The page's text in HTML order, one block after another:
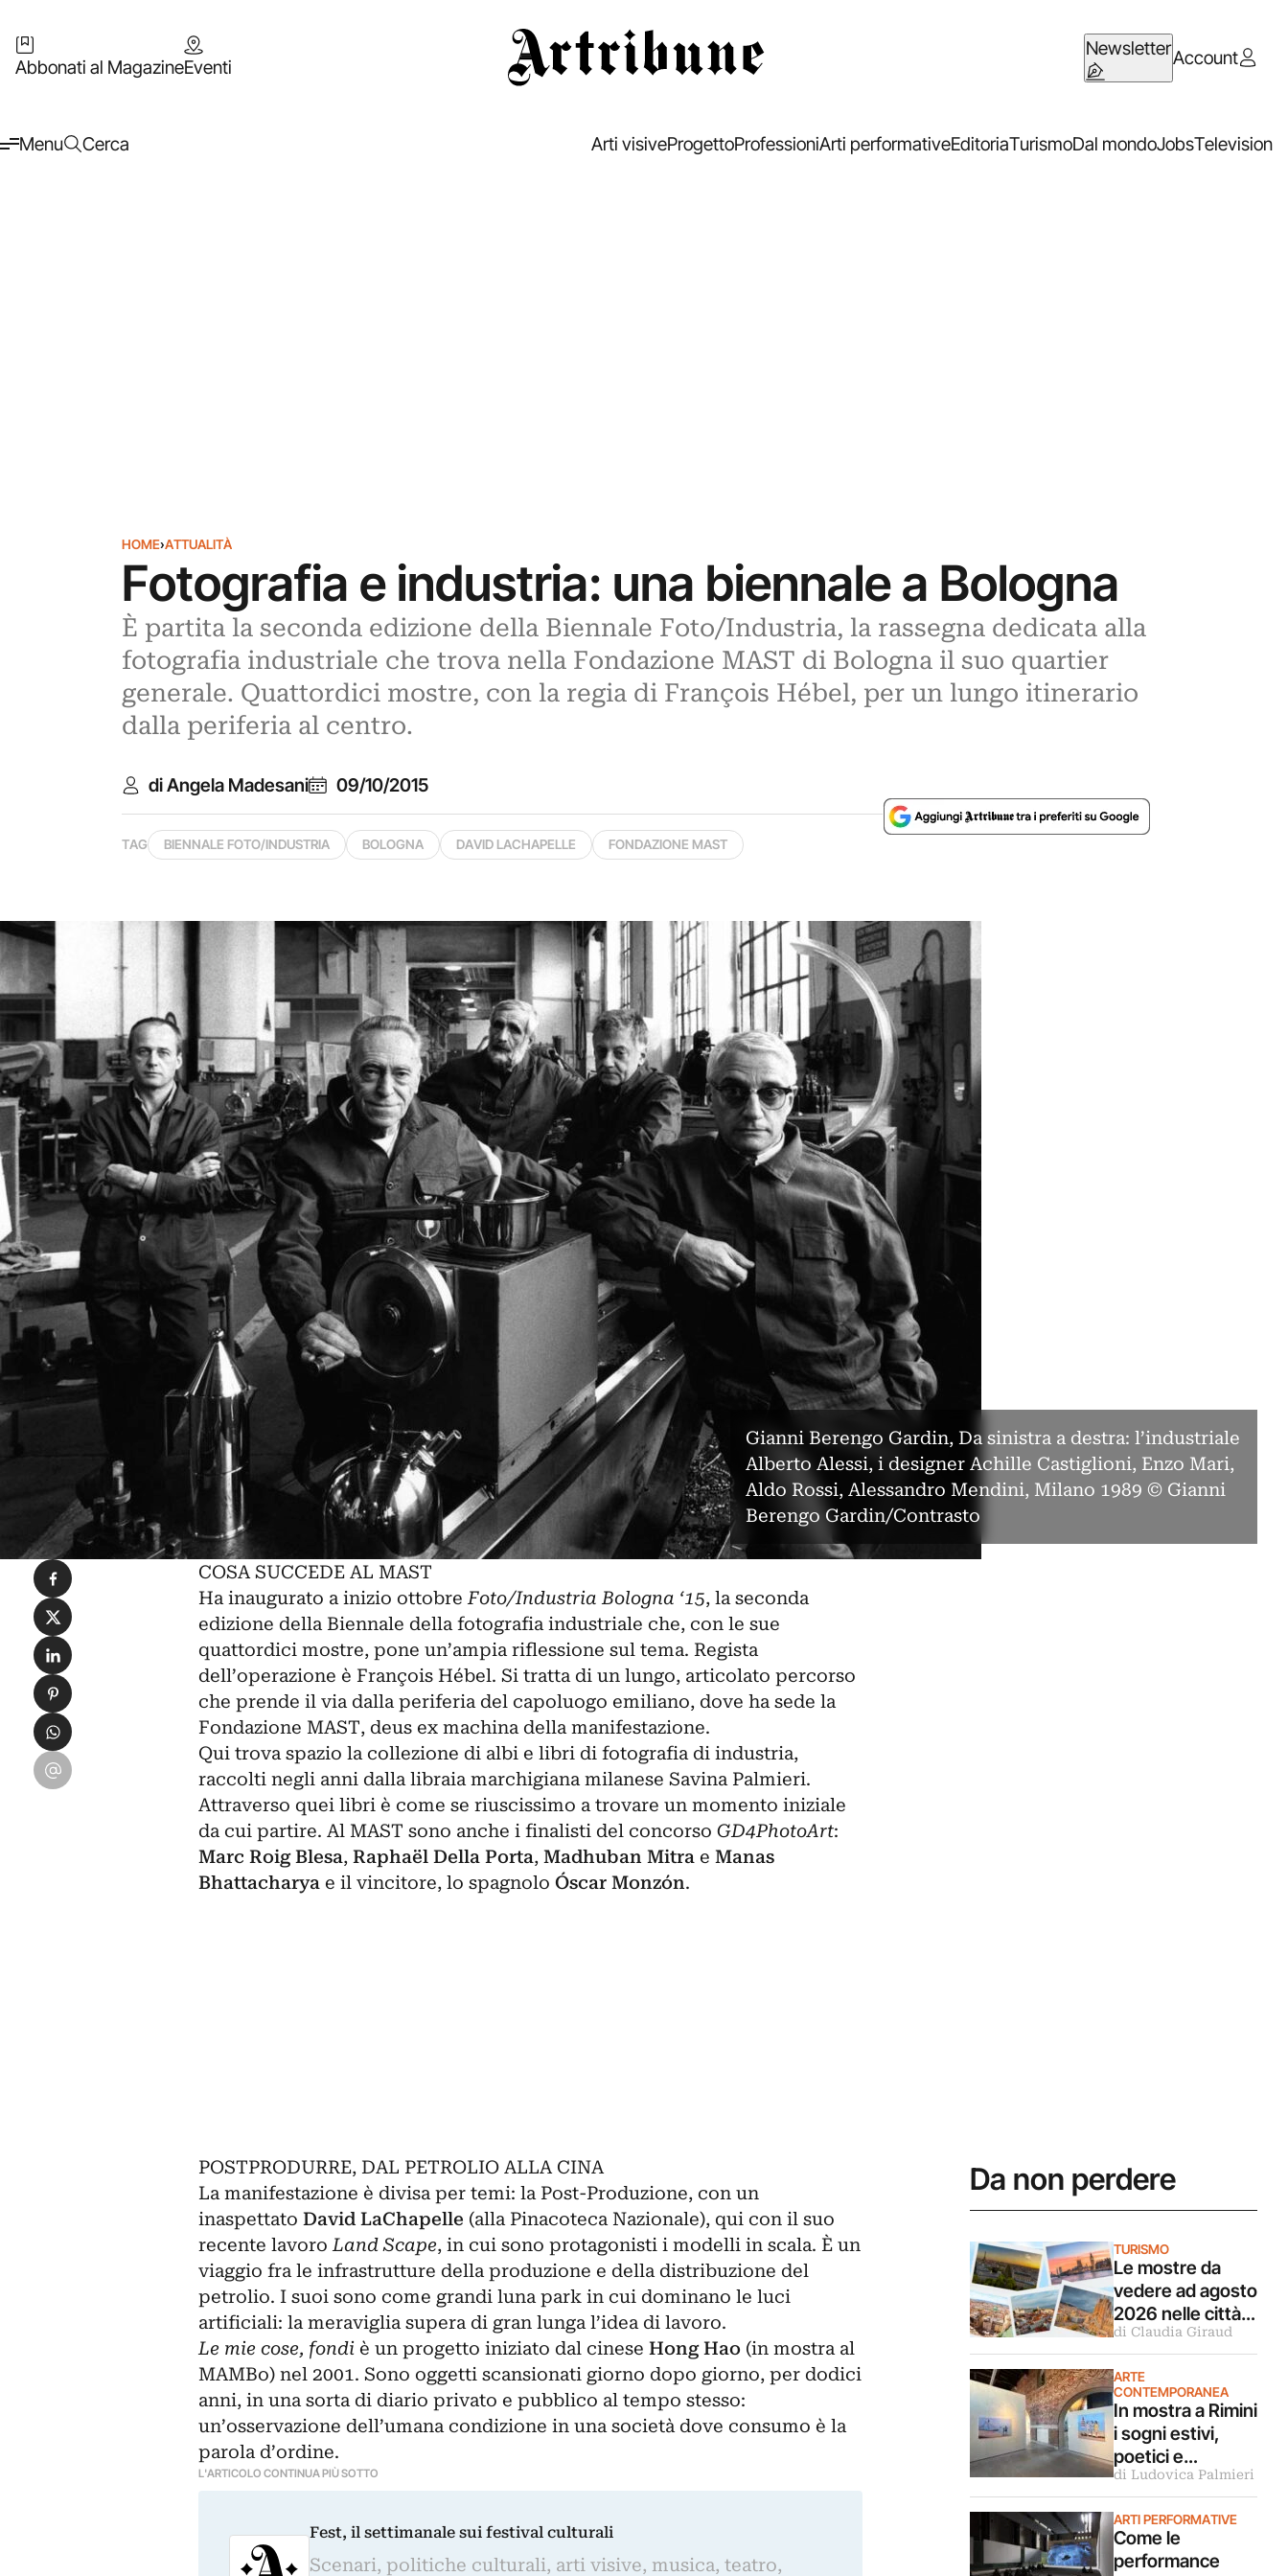
Abbonati al MagazineEventi
NewsletterAccount
Menu Cerca Arti visiveProgettoProfessioniArti performativeEditoriaTurismoDal mondoJobsTelevision
HOME›ATTUALITÀ
Fotografia e industria: una biennale a Bologna
È partita la seconda edizione della Biennale Foto/Industria, la rassegna dedicata alla
fotografia industriale che trova nella Fondazione MAST di Bologna il suo quartier
generale. Quattordici mostre, con la regia di François Hébel, per un lungo itinerario
dalla periferia al centro.
di Angela Madesani 09/10/2015
TAG BIENNALE FOTO/INDUSTRIA BOLOGNA DAVID LACHAPELLE FONDAZIONE MAST
Gianni Berengo Gardin, Da sinistra a destra: l’industriale
Alberto Alessi, i designer Achille Castiglioni, Enzo Mari,
Aldo Rossi, Alessandro Mendini, Milano 1989 © Gianni
Berengo Gardin/Contrasto
COSA SUCCEDE AL MAST
Ha inaugurato a inizio ottobreFoto/Industria Bologna ‘15, la seconda
edizione della Biennale della fotografia industriale che, con le sue
quattordici mostre, pone un’ampia riflessione sul tema. Regista
dell’operazione è François Hébel. Si tratta di un lungo, articolato percorso
che prende il via dalla periferia del capoluogo emiliano, dove ha sede la
Fondazione MAST, deus ex machina della manifestazione.
Qui trova spazio la collezione di albi e libri di fotografia di industria,
raccolti negli anni dalla libraia marchigiana milanese Savina Palmieri.
Attraverso quei libri è come se riuscissimo a trovare un momento iniziale
da cui partire. Al MAST sono anche i finalisti del concorso GD4PhotoArt:
Marc Roig Blesa, Raphaël Della Porta, Madhuban Mitrae Manas
Bhattacharyae il vincitore, lo spagnolo Óscar Monzón.
POSTPRODURRE, DAL PETROLIO ALLA CINA
La manifestazione è divisa per temi: la Post-Produzione, con un
inaspettato David LaChapelle (alla Pinacoteca Nazionale), qui con il suo
recente lavoroLand Scape, in cui sono protagonisti i modelli in scala. È un
viaggio fra le infrastrutture della produzione e della distribuzione del
petrolio. I suoi sono come grandi luna park in cui dominano le luci
artificiali: la meraviglia supera di gran lunga l’idea di lavoro.
Le mie cose, fondiè un progetto iniziato dal cinese Hong Hao (in mostra al
MAMBo) nel 2001. Sono oggetti scansionati giorno dopo giorno, per dodici
anni, in una sorta di diario privato e pubblico al tempo stesso:
un’osservazione dell’umana condizione in una società dove consumo è la
parola d’ordine.
L'ARTICOLO CONTINUA PIÙ SOTTO
Fest, il settimanale sui festival culturali
Scenari, politiche culturali, arti visive, musica, teatro,
Da non perdere
TURISMO
Le mostre da
vedere ad agosto
2026 nelle città
d’arte europee
di Claudia Giraud
ARTE
CONTEMPORANEA
In mostra a Rimini
i sogni estivi,
poetici e
malinconici
dipinti da Luca
Giovagnoli
di Ludovica Palmieri
ARTI PERFORMATIVE
Come le
performance
Condividi su Facebook
Condividi su X
Condividi su LinkedIn
Condividi su Pinterest
Condividi su WhatsApp
Condividi su Email